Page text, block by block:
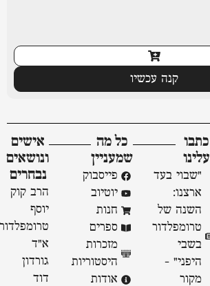
קנה עכשיו
כתבו
עלינו
"שבוי בעד
ארצנו:
השנה של
טרומפלדור
בשבי
היפני" -
מקור
כל מה
שמעניין
פייסבוק
יוטיוב
חנות
ספרים
מזכרות
היסטוריות
אודות
אישים
ונושאים
נבחרים
הרב קוק
יוסף
טרומפלדור
א״ד
גורדון
דוד